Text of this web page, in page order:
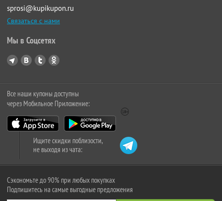
sprosi@kupikupon.ru
Связаться с нами
Мы в Соцсетях
Все наши купоны доступны
через Мобильное Приложение:
Ищите скидки поблизости,
не выходя из чата:
Сэкономьте до 90% при любых покупках
Подпишитесь на самые выгодные предложения